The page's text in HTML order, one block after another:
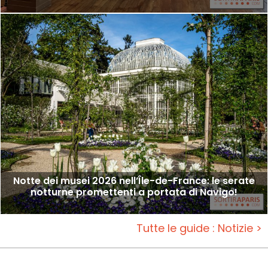
Notte dei musei 2026 nell’Île-de-France: le serate
notturne promettenti a portata di Navigo!
Tutte le guide : Notizie >